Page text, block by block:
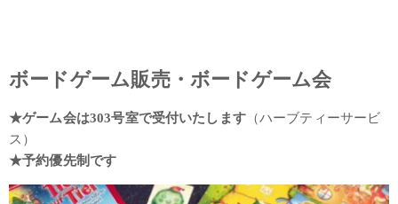
ボードゲーム販売・ボードゲーム会
★ゲーム会は303号室で受付いたします（ハーブティーサービ
ス）
★予約優先制です